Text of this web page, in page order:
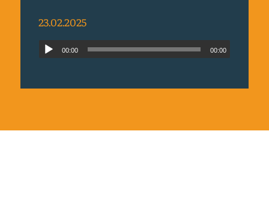
23.02.2025
00:00 00:00